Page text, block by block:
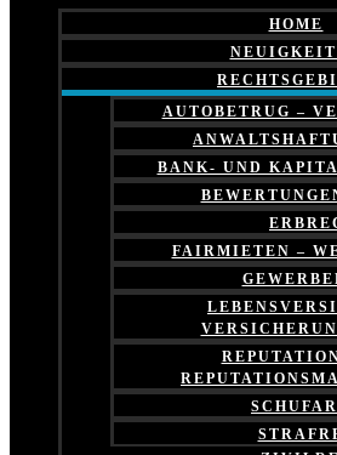
HOME
AUTOBETRUG –
BANK- UND
FAIRMIETEN –